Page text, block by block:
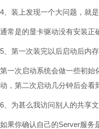
4、装上发现一个大问题，就
通常是的显卡驱动没有安装正
5、第一次装完以后启动后内存
第一次启动系统会做一些初始
动，第二次启动几分钟后会看
6、为甚么我访问别人的共享
如果你确认自己的Server服务